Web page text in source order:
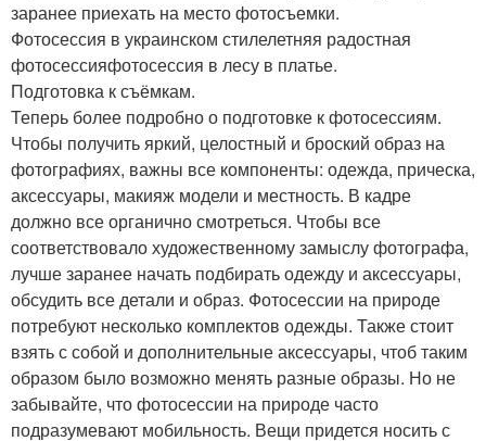
заранее приехать на место фотосъемки.
Фотосессия в украинском стилелетняя радостная
фотосессияфотосессия в лесу в платье.
Подготовка к съёмкам.
Теперь более подробно о подготовке к фотосессиям.
Чтобы получить яркий, целостный и броский образ на
фотографиях, важны все компоненты: одежда, прическа,
аксессуары, макияж модели и местность. В кадре
должно все органично смотреться. Чтобы все
соответствовало художественному замыслу фотографа,
лучше заранее начать подбирать одежду и аксессуары,
обсудить все детали и образ. Фотосессии на природе
потребуют несколько комплектов одежды. Также стоит
взять с собой и дополнительные аксессуары, чтоб таким
образом было возможно менять разные образы. Но не
забывайте, что фотосессии на природе часто
подразумевают мобильность. Вещи придется носить с